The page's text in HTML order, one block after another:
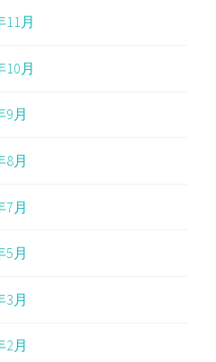
11月
10月
9月
8月
7月
5月
3月
2月